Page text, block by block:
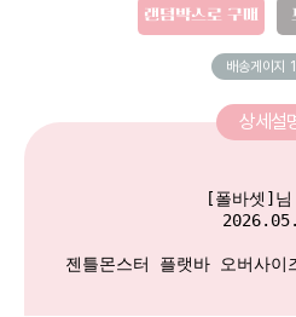
랜덤박스로 구매
배송게이지
상세설
[폴바셋]
젠틀몬스터 플랫바 오버사이